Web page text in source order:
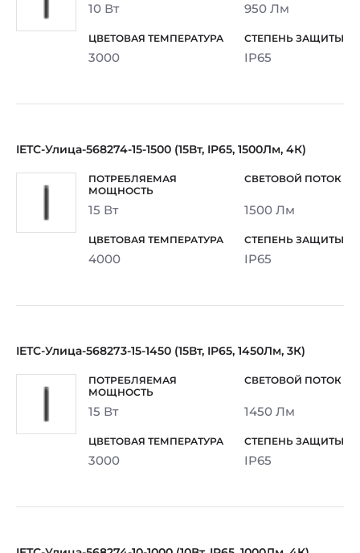
10 Вт 950 Лм
3000 IP65
IETC-Улица-568274-15-1500 (15Вт, IP65, 1500Лм, 4К)
15 Вт 1500 Лм
4000 IP65
IETC-Улица-568273-15-1450 (15Вт, IP65, 1450Лм, 3К)
15 Вт 1450 Лм
3000 IP65